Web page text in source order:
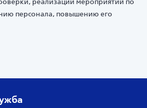
персонала, повышению его